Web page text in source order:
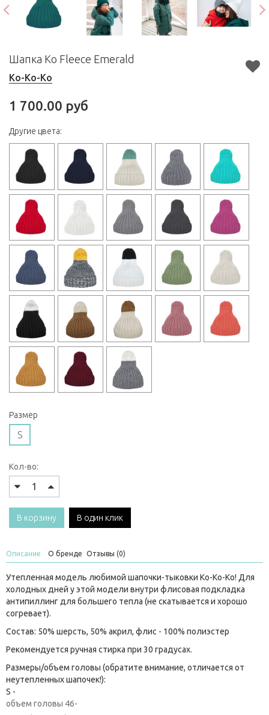
Шапка Ko Fleece Emerald
Ko-Ko-Ko
1 700.00 руб
Другие цвета:
Размер
S
Кол-во:
В корзину В один клик
Описание О бренде Отзывы (0)
Утепленная модель любимой шапочки-тыковки Ko-Ko-Ko! Для
холодных дней у этой модели внутри флисовая подкладка
антипиллинг для большего тепла (не скатывается и хорошо
согревает).
Состав: 50% шерсть, 50% акрил, флис - 100% полиэстер
Рекомендуется ручная стирка при 30 градусах.
Размеры/объем головы (обратите внимание, отличается от
неутепленных шапочек!):
S -
объем головы 46-